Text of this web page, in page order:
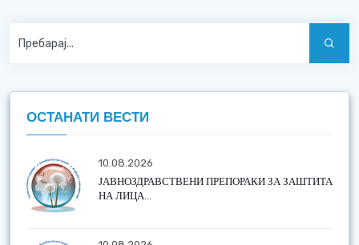
ОСТАНАТИ ВЕСТИ
10.08.2026
ЈАВНОЗДРАВСТВЕНИ ПРЕПОРАКИ ЗА ЗАШТИТА
НА ЛИЦА...